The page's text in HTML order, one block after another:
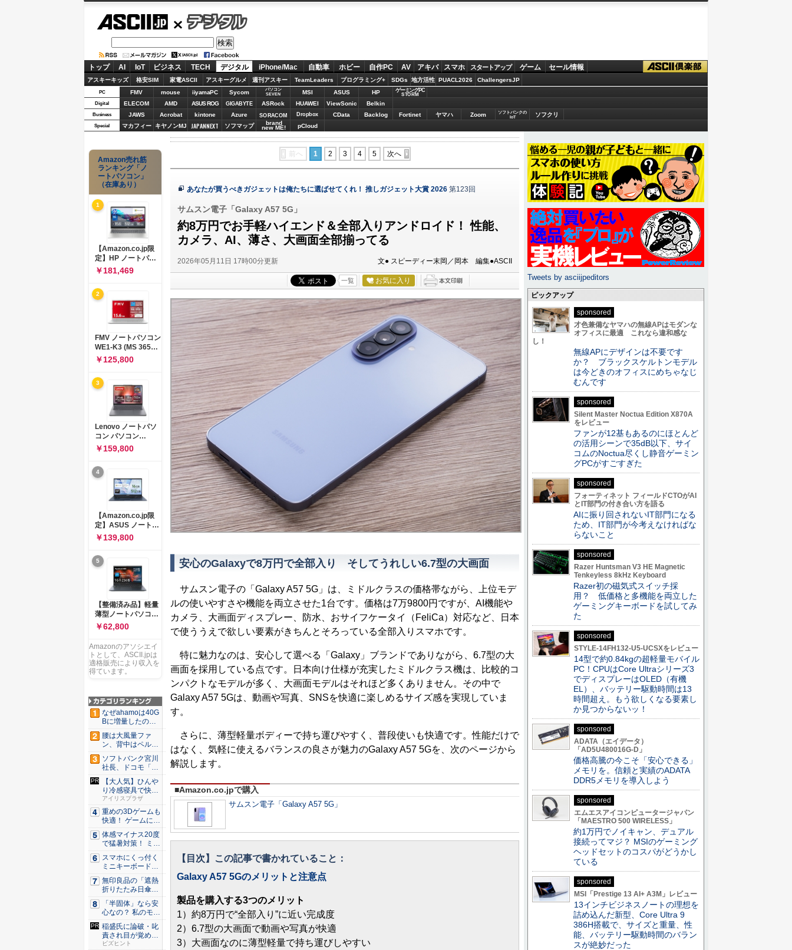
デジタル
トップ AI IoT ビジネス TECH デジタル iPhone/Mac 自動車 ホビー 自作PC AV アキバ スマホ スタートアップ ゲーム セール情報
アスキーキッズ 格安SIM 家電ASCII アスキーグルメ 週刊アスキー TeamLeaders プログラミング+ SDGs 地方活性 PUACL2026 ChallengersJP
PC FMV mouse iiyamaPC Sycom
パソコン
SEVEN
MSI ASUS HP ゲーミングPC
STORM
Digital ELECOM AMD ASUS ROG GIGABYTE ASRock HUAWEI ViewSonic Belkin
Business JAWS Acrobat kintone Azure SORACOM Dropbox CData Backlog Fortinet ヤマハ Zoom
ソフトバンクの
IoT
ソフクリ
Special マカフィー キヤノンMJ JAPANNEXT ソフマップ brand
new ME! pCloud
前へ 1 2 3 4 5 次へ
あなたが買うべきガジェットは俺たちに選ばせてくれ！ 推しガジェット大賞 2026 第123回
サムスン電子「Galaxy A57 5G」
約8万円でお手軽ハイエンド＆全部入りアンドロイド！ 性能、
カメラ、AI、薄さ、大画面全部揃ってる
2026年05月11日 17時00分更新 文● スピーディー末岡／岡本 編集●ASCII
一覧 お気に入り
安心のGalaxyで8万円で全部入り そしてうれしい6.7型の大画面
サムスン電子の「Galaxy A57 5G」は、ミドルクラスの価格帯ながら、上位モデ
ルの使いやすさや機能を両立させた1台です。価格は7万9800円ですが、AI機能や
カメラ、大画面ディスプレー、防水、おサイフケータイ（FeliCa）対応など、日本
で使ううえで欲しい要素がきちんとそろっている全部入りスマホです。
特に魅力なのは、安心して選べる「Galaxy」ブランドでありながら、6.7型の大
画面を採用している点です。日本向け仕様が充実したミドルクラス機は、比較的コ
ンパクトなモデルが多く、大画面モデルはそれほど多くありません。その中で
Galaxy A57 5Gは、動画や写真、SNSを快適に楽しめるサイズ感を実現していま
す。
さらに、薄型軽量ボディーで持ち運びやすく、普段使いも快適です。性能だけで
はなく、気軽に使えるバランスの良さが魅力のGalaxy A57 5Gを、次のページから
解説します。
■Amazon.co.jpで購入
サムスン電子「Galaxy A57 5G」
【目次】この記事で書かれていること：
Galaxy A57 5Gのメリットと注意点
製品を購入する3つのメリット
1）約8万円で“全部入り”に近い完成度
2）6.7型の大画面で動画や写真が快適
3）大画面なのに薄型軽量で持ち運びしやすい
Amazon売れ筋
ランキング「ノ
ートパソコン」
（在庫あり）
1
【Amazon.co.jp限
定】HP ノートパソ
コン 15-fd 15.6イン
チ インテル Core 5
120U メモリ16GB
SSD512GB
Windows 11
Microsoft Office
2024搭載 WPS
Office搭載 カメラシ
ャッター 指紋認証 薄
型 Copilotキー搭載
ナチュラルシルバー
￥181,469
2
FMV ノートパソコン
WE1-K3 (MS 365
Personal/Copilotキ
ー搭載/Win 11/15.6
型/Core
i5/16GB/SSD
512GB/ホワイト)
FMVWK3E15W_AZ
￥125,800
3
Lenovo ノートパソ
コン パソコン
IdeaPad Slim 3 14.0
インチ AMD
Ryzen™ 5 8640HS
メモリ16GB
SSD512GB
Microsoft 365 試用
版 Windows11 バッ
テリー駆動12.6時間
重量1.39kg ルナグレ
ー 83K9003JJP ノー
トPC
￥159,800
4
【Amazon.co.jp限
定】ASUS ノートパ
ソコン Vivobook 15
M1502NAQ 15.6イ
ンチ AMD Ryzen 7
170 メモリ16GB
SSD 512GB
Microsoft 365
Personal (24か月版)
搭載 Windows 11 重
量1.7kg Wi-Fi 6E ク
ワイエットブルー
M1502NAQ-
￥139,800
5
【整備済み品】軽量
薄型ノートパソコン
dynabook G83 ■
13.3型
FHD(1920x1080) -
高性能第11世代Core
i5-1135G7 - メモリ
16GB - SSD 256GB
USB Type-C - MS
Office 2021 - Win11
搭載
￥62,800
Amazonのアソシエイ
トとして、ASCII.jpは
適格販売により収入を
得ています。
なぜahamoは40G
Bに増量したの
か ...
腰は大風量ファ
ン、背中はペルチ
ェ冷却。ダ...
ソフトバンク宮川
社長、ドコモ「ah
amo...
【大人気】ひんや
り冷感寝具で快適
な睡眠を...
アイリスプラザ
重めの3Dゲームも
快適！ ゲームに強
いH...
体感マイナス20度
で猛暑対策！ ミズ
ノの...
スマホにくっ付く
ミニキーボード！
触ってわ...
無印良品の「遮熱
折りたたみ日傘」
約160...
「半固体」なら安
心なの？ 私のモバ
イルバ...
稲盛氏に論破・叱
責され目が覚め
た。経営者...
ビズヒント
Tweets by asciijpeditors
ピックアップ
sponsored
才色兼備なヤマハの無線APはモダンな
オフィスに最適 これなら違和感な
し！
無線APにデザインは不要です
か？ ブラックスケルトンモデル
は今どきのオフィスにめちゃなじ
むんです
sponsored
Silent Master Noctua Edition X870A
をレビュー
ファンが12基もあるのにほとんど
の活用シーンで35dB以下、サイ
コムのNoctua尽くし静音ゲーミン
グPCがすごすぎた
sponsored
フォーティネット フィールドCTOがAI
とIT部門の付き合い方を語る
AIに振り回されないIT部門になる
ため、IT部門が今考えなければな
らないこと
sponsored
Razer Huntsman V3 HE Magnetic
Tenkeyless 8kHz Keyboard
Razer初の磁気式スイッチ採
用？ 低価格と多機能を両立した
ゲーミングキーボードを試してみ
た
sponsored
STYLE-14FH132-U5-UCSXをレビュー
14型で約0.84kgの超軽量モバイル
PC！CPUはCore Ultraシリーズ3
でディスプレーはOLED（有機
EL）、バッテリー駆動時間は13
時間超え。もう欲しくなる要素し
か見つからないッ！
sponsored
ADATA（エイデータ）
「AD5U480016G-D」
価格高騰の今こそ「安心できる」
メモリを。信頼と実績のADATA
DDR5メモリを導入しよう
sponsored
エムエスアイコンピュータージャパン
「MAESTRO 500 WIRELESS」
約1万円でノイキャン、デュアル
接続ってマジ？ MSIのゲーミング
ヘッドセットのコスパがどうかし
ている
sponsored
MSI「Prestige 13 AI+ A3M」レビュー
13インチビジネスノートの理想を
詰め込んだ新型、Core Ultra 9
386H搭載で、サイズと重量、性
能、バッテリー駆動時間のバラン
スが絶妙だった